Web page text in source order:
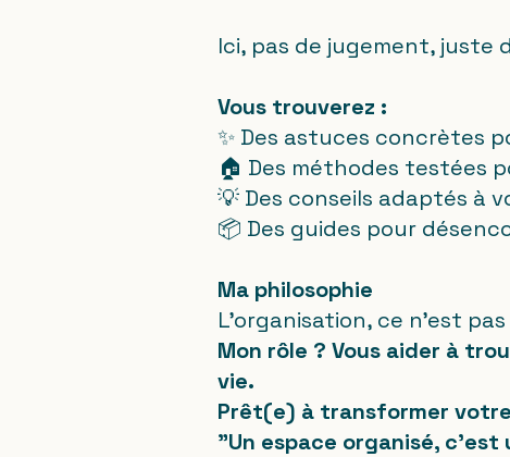
Ici, pas de jugement,
Vous trouverez :
✨ Des astuces concrètes
🏠 Des méthodes testées
💡 Des conseils adaptés à
📦 Des guides pour
Ma philosophie
L'organisation, ce n'est
Mon rôle ? Vous aider à
vie.
Prêt(e) à transformer
"Un espace organisé, c'est